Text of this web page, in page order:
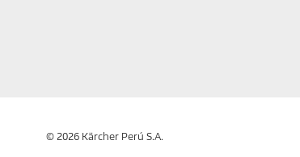
© 2026 Kärcher Perú S.A.